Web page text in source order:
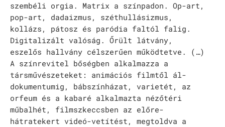
szembéli orgia. Matrix a színpadon. Op-art,
pop-art, dadaizmus, széthullásizmus,
kollázs, pátosz és paródia faltól falig.
Digitalizált valóság. Őrült látvány,
eszelős hallvány célszerűen működtetve. (…)
A színrevitel bőségben alkalmazza a
társművészeteket: animációs filmtől ál-
dokumentumig, bábszínházat, varietét, az
orfeum és a kabaré alkalmazta nézőtéri
műbalhét, filmszkeccsben az előre-
hátratekert videó-vetítést, megtoldva a